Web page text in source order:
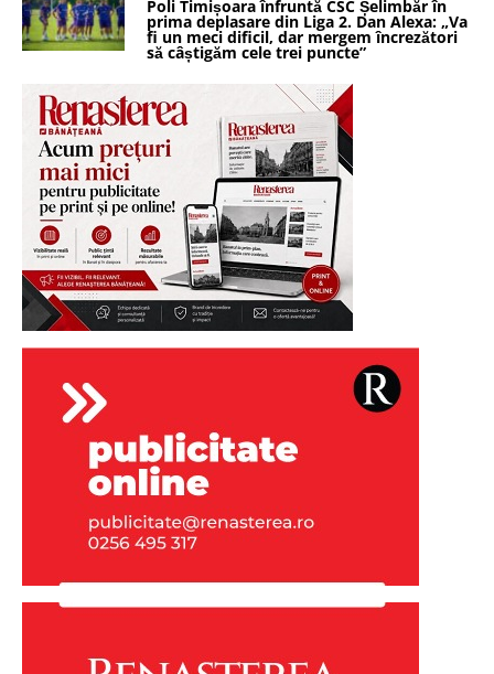
Poli Timișoara înfruntă CSC Șelimbăr în
prima deplasare din Liga 2. Dan Alexa: „Va
fi un meci dificil, dar mergem încrezători
să câștigăm cele trei puncte”